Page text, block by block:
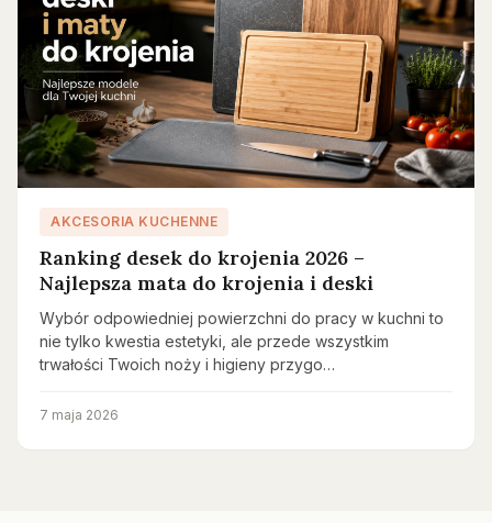
AKCESORIA KUCHENNE
Ranking desek do krojenia 2026 –
Najlepsza mata do krojenia i deski
Wybór odpowiedniej powierzchni do pracy w kuchni to
nie tylko kwestia estetyki, ale przede wszystkim
trwałości Twoich noży i higieny przygo…
7 maja 2026